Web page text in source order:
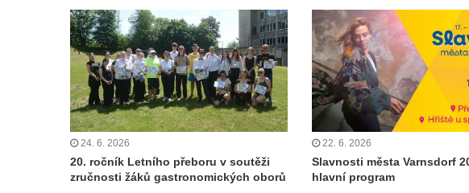
24. 6. 2026
20. ročník Letního přeboru v soutěži
zručnosti žáků gastronomických oborů
22. 6. 2026
Slavnosti města Varnsdorf
hlavní program